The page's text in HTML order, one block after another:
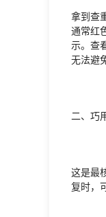
拿到查
通常红
示。查
无法避
二、巧
这是最
复时，